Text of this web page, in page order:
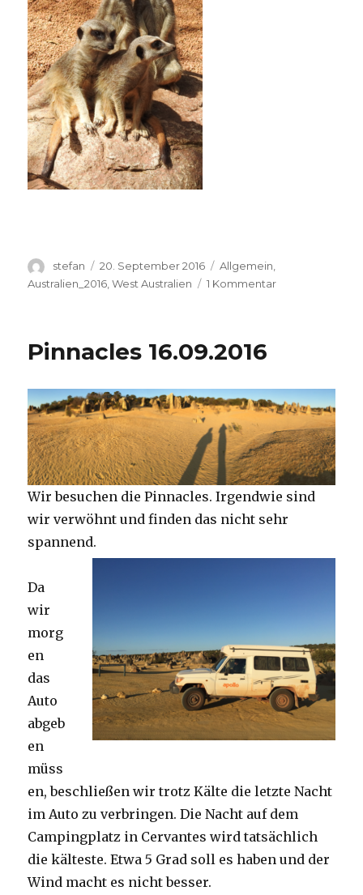
Autor
stefan
Veröffentlicht
am
20. September 2016 Kategorien
Allgemein,
Australien_2016 ,West Australien 1 Kommentarzu
Pinnacles 16.09.2016
Wir besuchen die Pinnacles. Irgendwie sind
wir verwöhnt und finden das nicht sehr
spannend.
Da
wir
morg
en
das
Auto
abgeb
en
müss
en, beschließen wir trotz Kälte die letzte Nacht
im Auto zu verbringen. Die Nacht auf dem
Campingplatz in Cervantes wird tatsächlich
die kälteste. Etwa 5 Grad soll es haben und der
Wind macht es nicht besser.